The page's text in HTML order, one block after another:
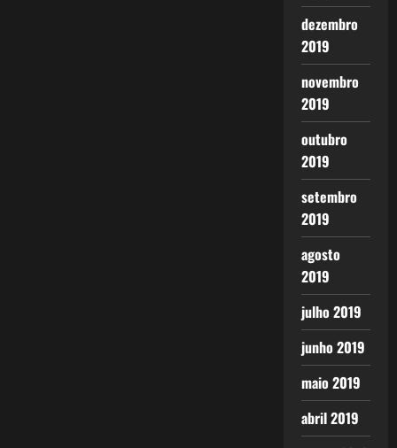
dezembro
2019
novembro
2019
outubro
2019
setembro
2019
agosto
2019
julho 2019
junho 2019
maio 2019
abril 2019